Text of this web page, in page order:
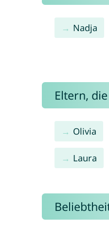
Nadja
Eltern,
Olivia
Laura